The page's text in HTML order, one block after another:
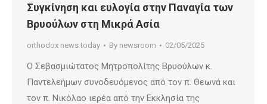
Συγκίνηση και ευλογία στην Παναγία των
Βρυούλων στη Μικρά Ασία
orthodox news today By newsroom 02/05/2025
Ο Σεβασμιώτατος Μητροπολίτης Βρυούλων κ.
Παντελεήμων συνοδευόμενος από τον π. Θεωνά και
τον π. Νικόλαο ιερέα από την Εκκλησία της